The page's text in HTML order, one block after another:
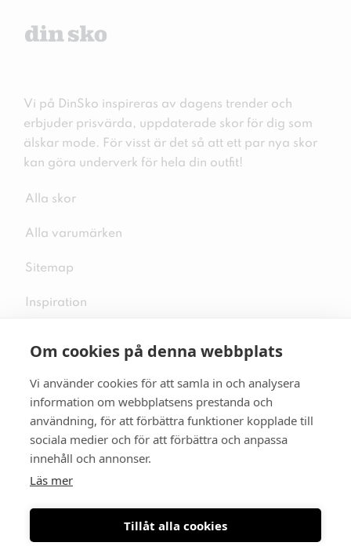
Om cookies på denna webbplats
Vi använder cookies för att samla in och analysera
information om webbplatsens prestanda och
användning, för att förbättra funktioner kopplade till
sociala medier och för att förbättra och anpassa
innehåll och annonser.
Läs mer
Tillåt alla cookies
Vi på DinSko inspireras av dagens trender och
erbjuder prisvärda, uppdaterade skor för dig som
älskar mode. För visst är det så att ett par nya skor
kan göra underverk för hela din outfit!
Alla skor
Alla varumärken
Sitemap
Inspiration
Följ oss på sociala medier
Se mer skor: skopunkten.se